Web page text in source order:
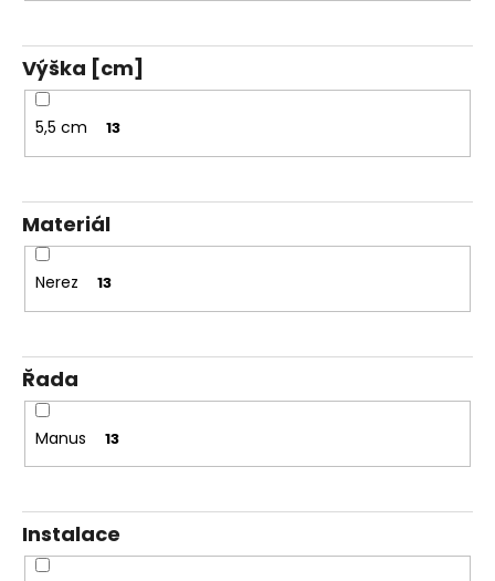
Výška [cm]
5,5 cm 13
Materiál
Nerez 13
Řada
Manus 13
Instalace